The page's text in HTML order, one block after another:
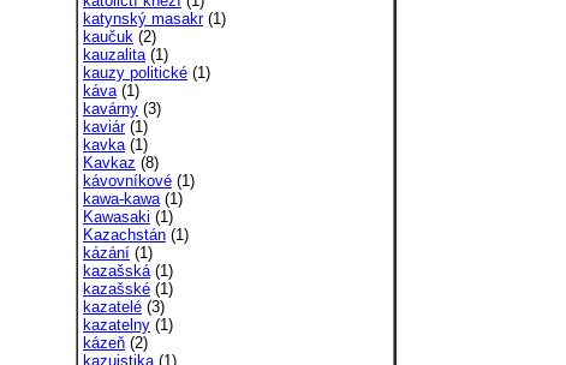
katynský masakr(1)
kaučuk (2)
kauzalita(1)
kauzy politické (1)
káva(1)
kavárny (3)
kaviár(1)
kavka(1)
Kavkaz (8)
kávovníkové (1)
kawa-kawa(1)
Kawasaki (1)
Kazachstán (1)
kázání (1)
kazašská(1)
kazašské (1)
kazatelé (3)
kazatelny (1)
kázeň (2)
kazuistika (1)